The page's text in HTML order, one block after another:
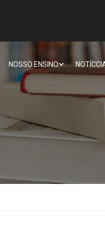
NOSSO ENSINO